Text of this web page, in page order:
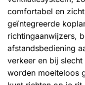
comfortabel en
geïntegreerde
richtingaanwijzers,
afstandsbediening
verkeer en bij slecht
worden moeiteloos